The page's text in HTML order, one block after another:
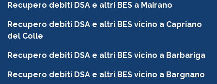
Recupero debiti DSA e altri BES a Mairano
Recupero debiti DSA e altri BES vicino a Capriano
del Colle
Recupero debiti DSA e altri BES vicino a Barbariga
Recupero debiti DSA e altri BES vicino a Bargnano